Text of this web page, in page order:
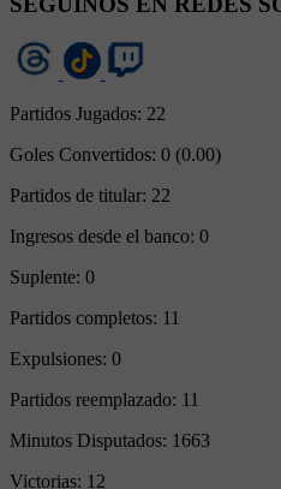
Partidos Jugados: 22
Goles Convertidos: 0 (0.00)
Partidos de titular: 22
Ingresos desde el banco: 0
Suplente: 0
Partidos completos: 11
Expulsiones: 0
Partidos reemplazado: 11
Minutos Disputados: 1663
Victorias: 12